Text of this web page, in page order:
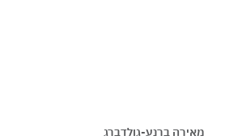
מאירה ברנע-גולדברג